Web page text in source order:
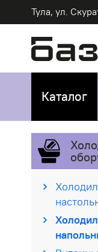
Тула, ул.
Каталог